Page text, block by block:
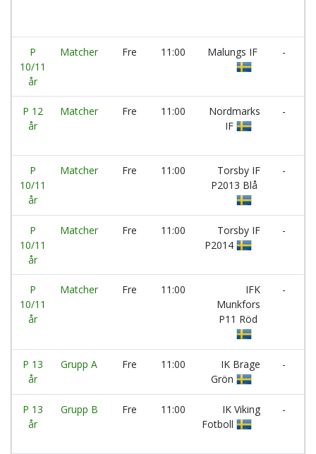
P
10/11
år
Matcher Fre 11:00 Malungs IF -
P 12
år
Matcher Fre 11:00
Nordmarks
IF
-
P
10/11
år
Matcher Fre 11:00
Torsby IF
P2013 Blå
-
P
10/11
år
Matcher Fre 11:00
Torsby IF
P2014
-
P
10/11
år
Matcher Fre 11:00
IFK
Munkfors
P11 Röd
-
P 13
år
Grupp A Fre 11:00
IK Brage
Grön
-
P 13
år
Grupp B Fre 11:00
IK Viking
Fotboll
-